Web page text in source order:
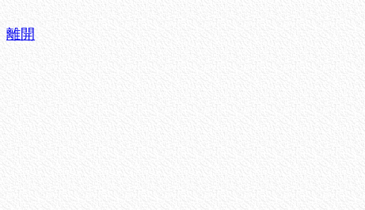
離開